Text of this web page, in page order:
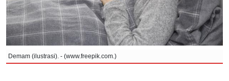
Demam (ilustrasi). - (www.freepik.com.)